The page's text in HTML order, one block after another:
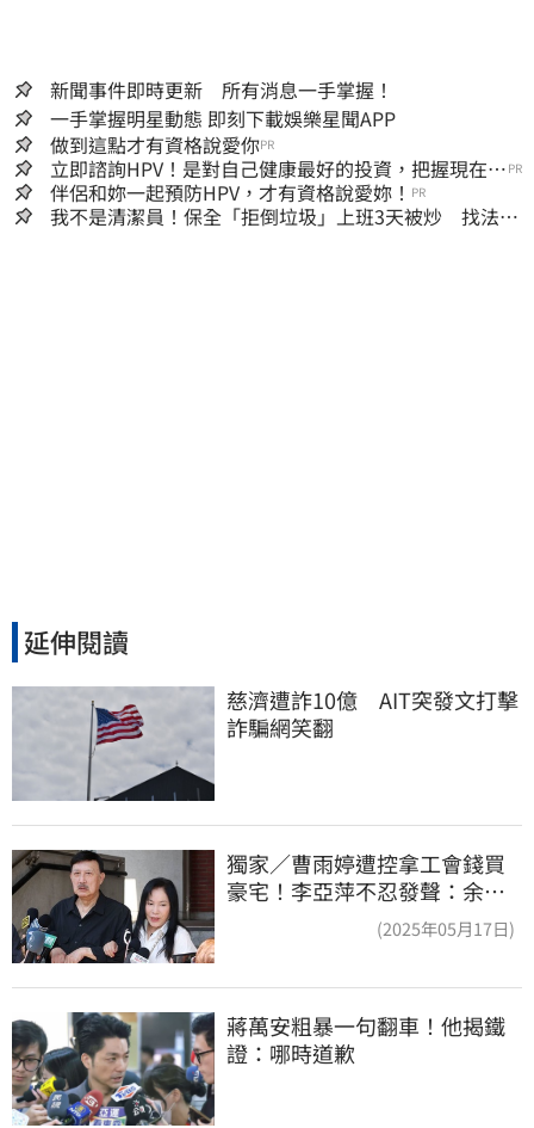
新聞事件即時更新 所有消息一手掌握！
一手掌握明星動態 即刻下載娛樂星聞APP
做到這點才有資格說愛你PR
立即諮詢HPV！是對自己健康最好的投資，把握現在不
嫌晚！
PR
伴侶和妳一起預防HPV，才有資格說愛妳！ PR
我不是清潔員！保全「拒倒垃圾」上班3天被炒 找法院
延伸閱讀
慈濟遭詐10億　AIT突發文打擊
詐騙網笑翻
獨家／曹雨婷遭控拿工會錢買
豪宅！李亞萍不忍發聲：余天
(2025年05月17日)
蔣萬安粗暴一句翻車！他揭鐵
證：哪時道歉